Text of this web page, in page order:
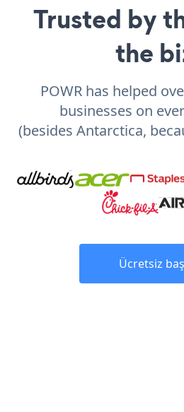
Trusted by
the
POWR has helped
businesses on
(besides Antarctica,
Ücretsiz